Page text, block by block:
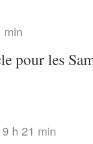
min
pour les
h 21 min